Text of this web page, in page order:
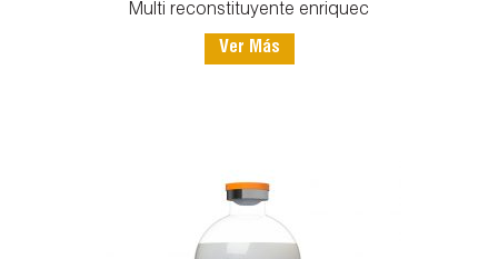
Multi reconstituyente enriquec
Ver Más